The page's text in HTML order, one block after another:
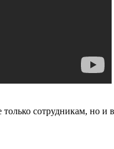
сотрудникам, но